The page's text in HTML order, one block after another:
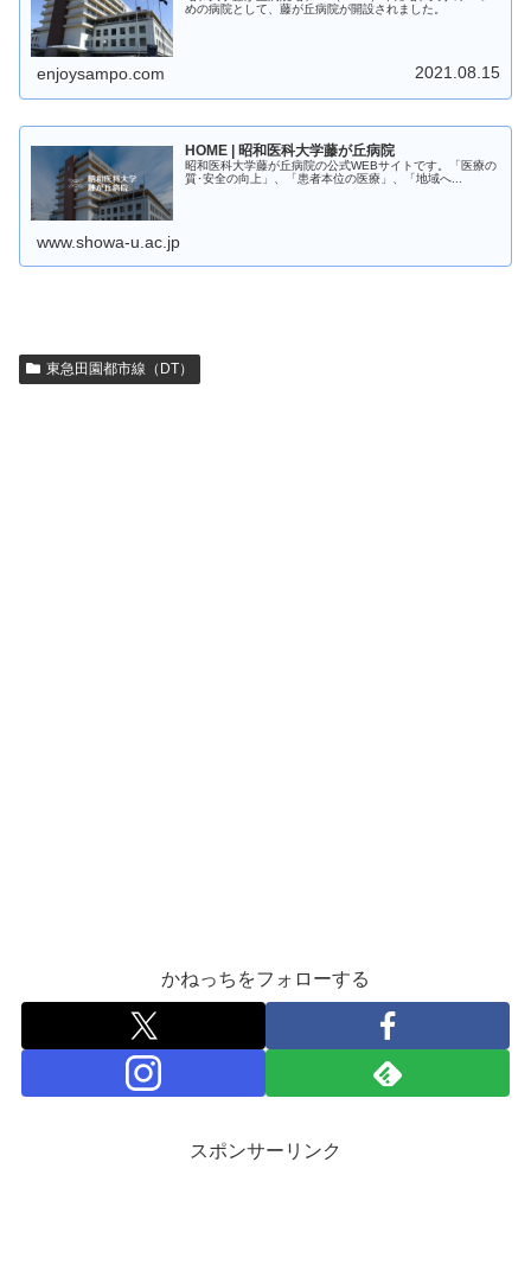
めの病院として、藤が丘病院が開設されました。
enjoysampo.com 2021.08.15
HOME | 昭和医科大学藤が丘病院
昭和医科大学藤が丘病院の公式WEBサイトです。「医療の
質･安全の向上」、「患者本位の医療」、「地域へ...
www.showa-u.ac.jp
東急田園都市線（DT）
かねっちをフォローする
スポンサーリンク